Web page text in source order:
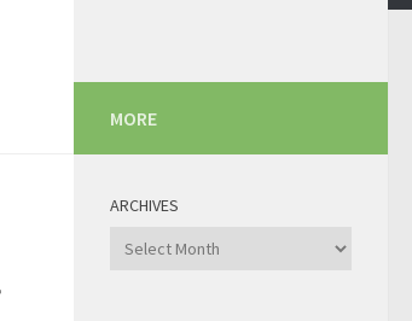
MORE
ARCHIVES
Archives